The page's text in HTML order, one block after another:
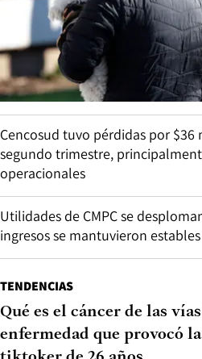
Cencosud tuvo pérdidas por
segundo trimestre,
operacionales
Utilidades de CMPC se
ingresos se mantuvieron estables
TENDENCIAS
Qué es el cáncer de las
enfermedad que provocó